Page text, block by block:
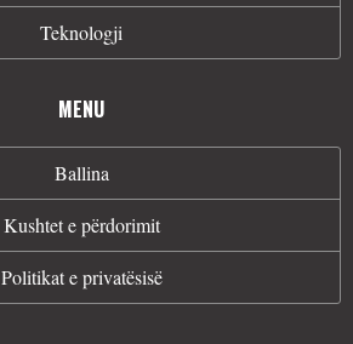
Teknologji
MENU
Ballina
Kushtet e përdorimit
Politikat e privatësisë